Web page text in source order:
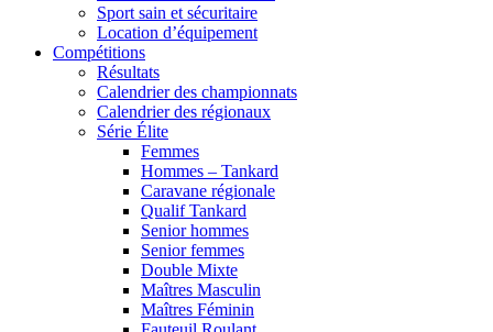
Sport sain et sécuritaire
Location d’équipement
Compétitions
Résultats
Calendrier des championnats
Calendrier des régionaux
Série Élite
Femmes
Hommes – Tankard
Caravane régionale
Qualif Tankard
Senior hommes
Senior femmes
Double Mixte
Maîtres Masculin
Maîtres Féminin